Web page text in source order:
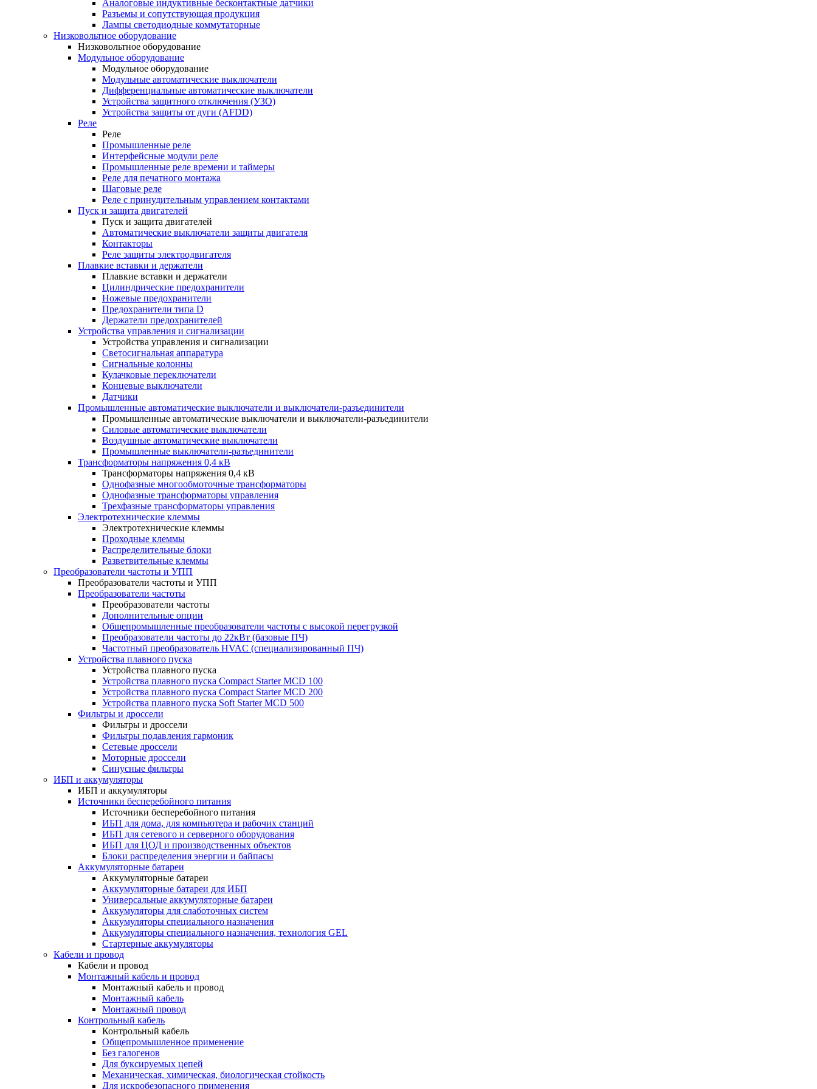
Аналоговые индуктивные бесконтактные датчики
Разъемы и сопутствующая продукция
Лампы светодиодные коммутаторные
Низковольтное оборудование
Низковольтное оборудование
Модульное оборудование
Модульное оборудование
Модульные автоматические выключатели
Дифференциальные автоматические выключатели
Устройства защитного отключения (УЗО)
Устройства защиты от дуги (AFDD)
Реле
Реле
Промышленные реле
Интерфейсные модули реле
Промышленные реле времени и таймеры
Реле для печатного монтажа
Шаговые реле
Реле с принудительным управлением контактами
Пуск и защита двигателей
Пуск и защита двигателей
Автоматические выключатели защиты двигателя
Контакторы
Реле защиты электродвигателя
Плавкие вставки и держатели
Плавкие вставки и держатели
Цилиндрические предохранители
Ножевые предохранители
Предохранители типа D
Держатели предохранителей
Устройства управления и сигнализации
Устройства управления и сигнализации
Светосигнальная аппаратура
Сигнальные колонны
Кулачковые переключатели
Концевые выключатели
Датчики
Промышленные автоматические выключатели и выключатели-разъединители
Промышленные автоматические выключатели и выключатели-разъединители
Силовые автоматические выключатели
Воздушные автоматические выключатели
Промышленные выключатели-разъединители
Трансформаторы напряжения 0,4 кВ
Трансформаторы напряжения 0,4 кВ
Однофазные многообмоточные трансформаторы
Однофазные трансформаторы управления
Трехфазные трансформаторы управления
Электротехнические клеммы
Электротехнические клеммы
Проходные клеммы
Распределительные блоки
Разветвительные клеммы
Преобразователи частоты и УПП
Преобразователи частоты и УПП
Преобразователи частоты
Преобразователи частоты
Дополнительные опции
Общепромышленные преобразователи частоты с высокой перегрузкой
Преобразователи частоты до 22кВт (базовые ПЧ)
Частотный преобразователь HVAC (специализированный ПЧ)
Устройства плавного пуска
Устройства плавного пуска
Устройства плавного пуска Compact Starter MCD 100
Устройства плавного пуска Compact Starter MCD 200
Устройства плавного пуска Soft Starter MCD 500
Фильтры и дроссели
Фильтры и дроссели
Фильтры подавления гармоник
Сетевые дроссели
Моторные дроссели
Синусные фильтры
ИБП и аккумуляторы
ИБП и аккумуляторы
Источники бесперебойного питания
Источники бесперебойного питания
ИБП для дома, для компьютера и рабочих станций
ИБП для сетевого и серверного оборудования
ИБП для ЦОД и производственных объектов
Блоки распределения энергии и байпасы
Аккумуляторные батареи
Аккумуляторные батареи
Аккумуляторные батареи для ИБП
Универсальные аккумуляторные батареи
Аккумуляторы для слаботочных систем
Аккумуляторы специального назначения
Аккумуляторы специального назначения, технология GEL
Стартерные аккумуляторы
Кабели и провод
Кабели и провод
Монтажный кабель и провод
Монтажный кабель и провод
Монтажный кабель
Монтажный провод
Контрольный кабель
Контрольный кабель
Общепромышленное применение
Без галогенов
Для буксируемых цепей
Механическая, химическая, биологическая стойкость
Для искробезопасного применения